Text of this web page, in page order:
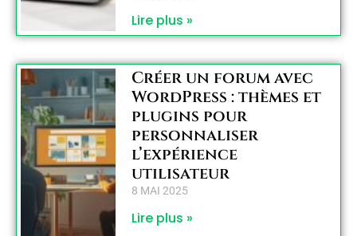
Lire plus »
Créer un forum avec
WordPress : thèmes et
plugins pour
personnaliser
l’expérience
utilisateur
8 MAI 2025
Lire plus »